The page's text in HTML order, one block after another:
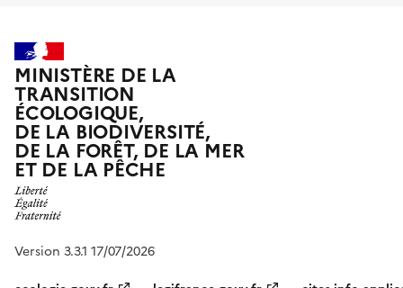
MINISTÈRE DE LA
TRANSITION
ÉCOLOGIQUE,
DE LA BIODIVERSITÉ,
DE LA FORÊT, DE LA MER
ET DE LA PÊCHE
Version 3.3.1 17/07/2026